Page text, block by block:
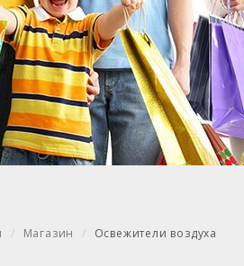
Магазин Освежители воздуха